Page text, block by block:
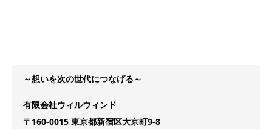
～想いを次の世代につなげる～
有限会社ウィルウィンド
〒160-0015 東京都新宿区大京町9-8